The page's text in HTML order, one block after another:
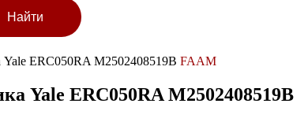
Yale ERC050RA M2502408519B FAAM
Yale ERC050RA M2502408519B